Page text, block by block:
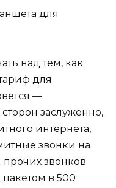
над тем, как
для
—
заслуженно,
интернета,
звонки на
звонков
пакетом в 500